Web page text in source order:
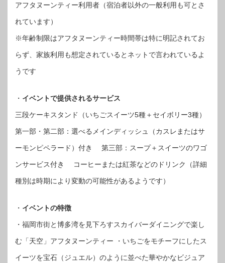
アフタヌーンティー利用者（宿泊者以外の一般利用も可とさ
れています）
※年齢制限はアフタヌーンティー時間帯は特に明記されてお
らず、家族利用も想定されているとネットで言われているよ
うです
・ イベントで提供されるサービス
三段ケーキスタンド（いちごスイーツ5種＋セイボリー3種）
第一部・第二部：選べるメインディッシュ（カスレまたはサ
ーモンピペラード）付き 第三部：スープ＋スイーツのワゴ
ンサービス付き コーヒーまたは紅茶などのドリンク（詳細
種別は時期により変動の可能性があるようです）
・ イベントの特徴
・福岡市街と博多湾を見下ろすスカイバーダイニングで楽し
む「天空」アフタヌーンティー ・いちごをモチーフにしたス
イーツを宝石（ジュエル）のように並べた華やかなビジュア